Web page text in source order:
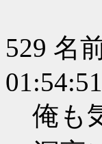
529 名
俺も